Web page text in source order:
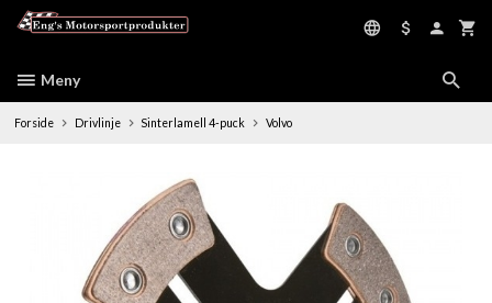
Meny
Forside Drivlinje Sinterlamell 4-puck Volvo